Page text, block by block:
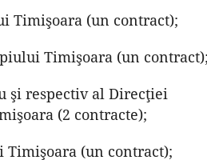
Timişoara (un contract);
Timişoara (un
şi respectiv al Direcţiei
(2 contracte);
(un contract);